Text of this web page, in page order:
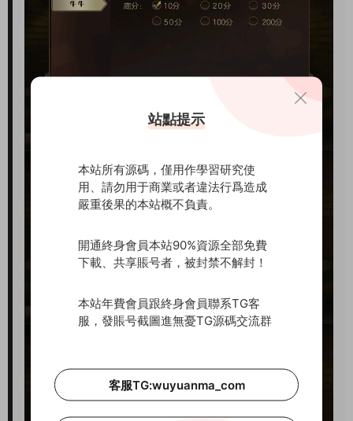
站點提示
本站所有源碼，僅用作學習研究使
用、請勿用于商業或者違法行爲造成
嚴重後果的本站概不負責。
開通終身會員本站90%資源全部免費
下載、共享賬号者，被封禁不解封！
本站年費會員跟終身會員聯系TG客
服，發賬号截圖進無憂TG源碼交流群
客服TG:wuyuanma_com